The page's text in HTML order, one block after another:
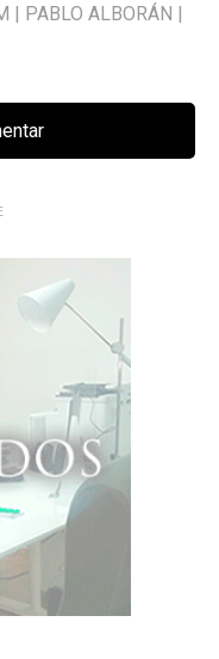
PABLO ALBORÁN